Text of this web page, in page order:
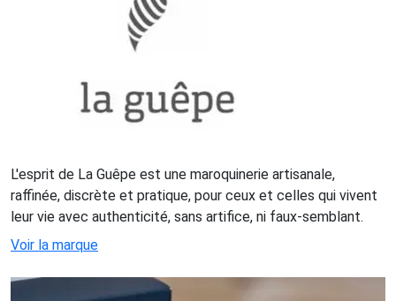
L'esprit de La Guêpe est une maroquinerie artisanale,
raffinée, discrète et pratique, pour ceux et celles qui vivent
leur vie avec authenticité, sans artifice, ni faux-semblant.
Voir la marque